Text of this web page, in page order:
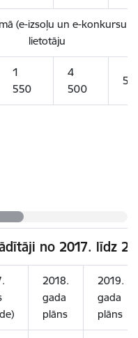
(e-izsoļu un e-konkursu
lietotāju
1
550
4
500
5
no 2017. līdz
2018.
gada
plāns
2019.
gada
plāns